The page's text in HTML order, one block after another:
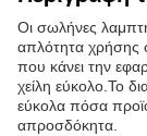
Οι σωλήνες
απλότητα χρήσης
που κάνει την
χείλη εύκολο.Το
εύκολα πόσα
απροσδόκητα.